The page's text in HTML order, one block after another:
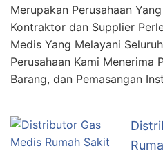
Merupakan Perusahaan
Kontraktor dan Supplier
Medis Yang Melayani
Perusahaan Kami Menerima
Barang, dan Pemasangan